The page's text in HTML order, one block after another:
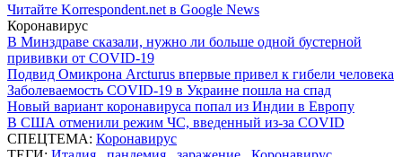
Читайте Korrespondent.net в Google News
Коронавирус
В Минздраве сказали, нужно ли больше одной бустерной
прививки от COVID-19
Подвид Омикрона Arcturus впервые привел к гибели человека
Заболеваемость COVID-19 в Украине пошла на спад
Новый вариант коронавируса попал из Индии в Европу
В США отменили режим ЧС, введенный из-за COVID
СПЕЦТЕМА: Коронавирус